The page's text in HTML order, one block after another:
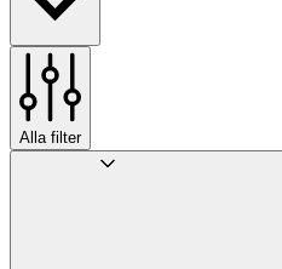
Alla filter